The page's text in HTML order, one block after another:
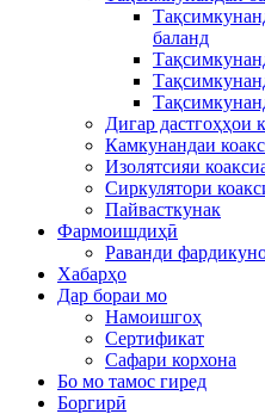
баланд
Дигар дастгоҳҳои
Камкунандаи
Изолятсияи
Сиркулятори
Пайвасткунак
Фармоишдиҳӣ
Раванди
Хабарҳо
Дар бораи мо
Намоишгоҳ
Сертификат
Сафари корхона
Бо мо тамос гиред
Боргирӣ